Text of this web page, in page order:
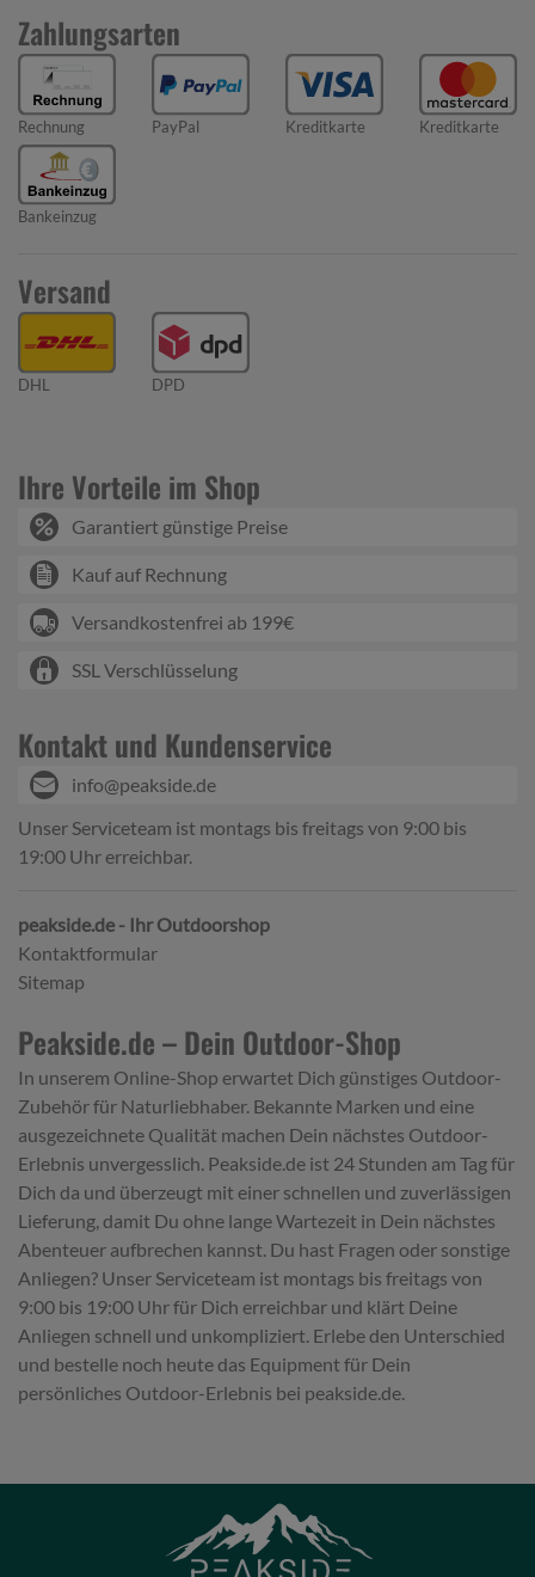
Zahlungsarten
Rechnung PayPal Kreditkarte Kreditkarte
Bankeinzug
Versand
DHL DPD
Ihre Vorteile im Shop
Garantiert günstige Preise
Kauf auf Rechnung
Versandkostenfrei ab 199€
SSL Verschlüsselung
Kontakt und Kundenservice
info@peakside.de
Unser Serviceteam ist montags bis freitags von 9:00 bis
19:00 Uhr erreichbar.
peakside.de - Ihr Outdoorshop
Kontaktformular
Sitemap
Peakside.de – Dein Outdoor-Shop
In unserem Online-Shop erwartet Dich günstiges Outdoor-
Zubehör für Naturliebhaber. Bekannte Marken und eine
ausgezeichnete Qualität machen Dein nächstes Outdoor-
Erlebnis unvergesslich. Peakside.de ist 24 Stunden am Tag für
Dich da und überzeugt mit einer schnellen und zuverlässigen
Lieferung, damit Du ohne lange Wartezeit in Dein nächstes
Abenteuer aufbrechen kannst. Du hast Fragen oder sonstige
Anliegen? Unser Serviceteam ist montags bis freitags von
9:00 bis 19:00 Uhr für Dich erreichbar und klärt Deine
Anliegen schnell und unkompliziert. Erlebe den Unterschied
und bestelle noch heute das Equipment für Dein
persönliches Outdoor-Erlebnis bei peakside.de.